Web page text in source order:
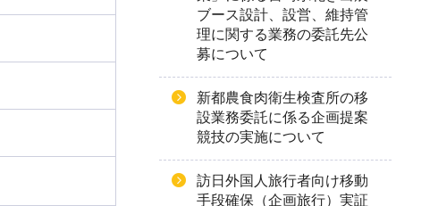
ブース設計、設営、維持管
理に関する業務の委託先公
募について
新都農食肉衛生検査所の移
設業務委託に係る企画提案
競技の実施について
訪日外国人旅行者向け移動
手段確保（企画旅行）実証